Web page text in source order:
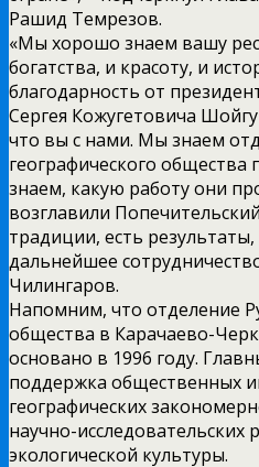
Рашид Темрезов.
«Мы хорошо знаем вашу
богатства, и красоту, и
благодарность от
Сергея Кожугетовича
что вы с нами. Мы знаем
географического общества
знаем, какую работу они
возглавили
традиции, есть
дальнейшее
Чилингаров.
Напомним, что отделение
общества в Карачаево-
основано в 1996 году.
поддержка общественных
географических
научно-
экологической культуры.